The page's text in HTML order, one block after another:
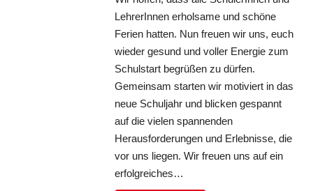
LehrerInnen erholsame und schöne
Ferien hatten. Nun freuen wir uns, euch
wieder gesund und voller Energie zum
Schulstart begrüßen zu dürfen.
Gemeinsam starten wir motiviert in das
neue Schuljahr und blicken gespannt
auf die vielen spannenden
Herausforderungen und Erlebnisse, die
vor uns liegen. Wir freuen uns auf ein
erfolgreiches…